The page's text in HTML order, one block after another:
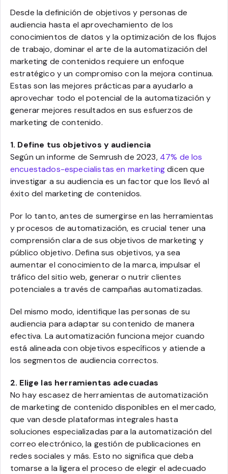
Desde la definición de objetivos y personas de
audiencia hasta el aprovechamiento de los
conocimientos de datos y la optimización de los flujos
de trabajo, dominar el arte de la automatización del
marketing de contenidos requiere un enfoque
estratégico y un compromiso con la mejora continua.
Estas son las mejores prácticas para ayudarlo a
aprovechar todo el potencial de la automatización y
generar mejores resultados en sus esfuerzos de
marketing de contenido.
1. Define tus objetivos y audiencia
Según un informe de Semrush de 2023, 47% de los
encuestados-especialistas en marketingdicen que
investigar a su audiencia es un factor que los llevó al
éxito del marketing de contenidos.
Por lo tanto, antes de sumergirse en las herramientas
y procesos de automatización, es crucial tener una
comprensión clara de sus objetivos de marketing y
público objetivo. Defina sus objetivos, ya sea
aumentar el conocimiento de la marca, impulsar el
tráfico del sitio web, generar o nutrir clientes
potenciales a través de campañas automatizadas.
Del mismo modo, identifique las personas de su
audiencia para adaptar su contenido de manera
efectiva. La automatización funciona mejor cuando
está alineada con objetivos específicos y atiende a
los segmentos de audiencia correctos.
2. Elige las herramientas adecuadas
No hay escasez de herramientas de automatización
de marketing de contenido disponibles en el mercado,
que van desde plataformas integrales hasta
soluciones especializadas para la automatización del
correo electrónico, la gestión de publicaciones en
redes sociales y más. Esto no significa que deba
tomarse a la ligera el proceso de elegir el adecuado